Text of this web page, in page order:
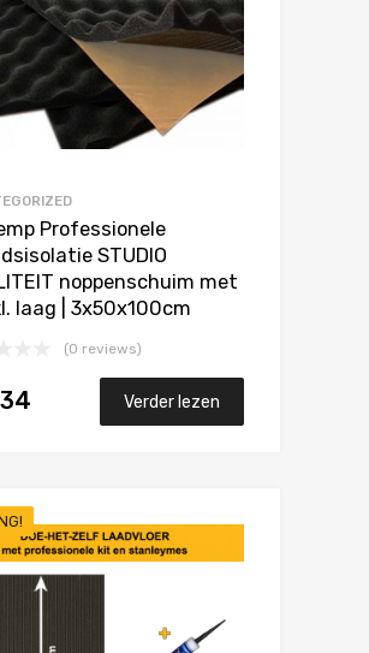
Professionele
STUDIO
noppenschuim met
laag | 3x50x100cm
(0 reviews)
Verder lezen